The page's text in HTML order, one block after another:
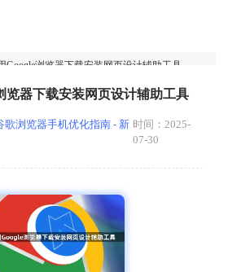
Google浏览器下载安装网页设计辅助工具
览器下载安装网页设计辅助工具
歌浏览器手机优化指南 - 新 时间：2025-
07-30